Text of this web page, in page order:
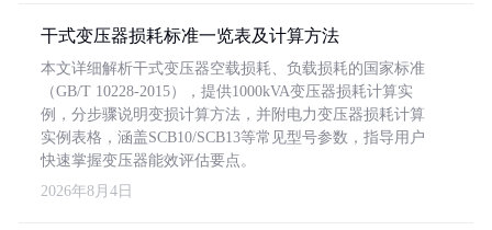
干式变压器损耗标准一览表及计算方法
本文详细解析干式变压器空载损耗、负载损耗的国家标准
（GB/T 10228-2015），提供1000kVA变压器损耗计算实
例，分步骤说明变损计算方法，并附电力变压器损耗计算
实例表格，涵盖SCB10/SCB13等常见型号参数，指导用户
快速掌握变压器能效评估要点。
2026年8月4日